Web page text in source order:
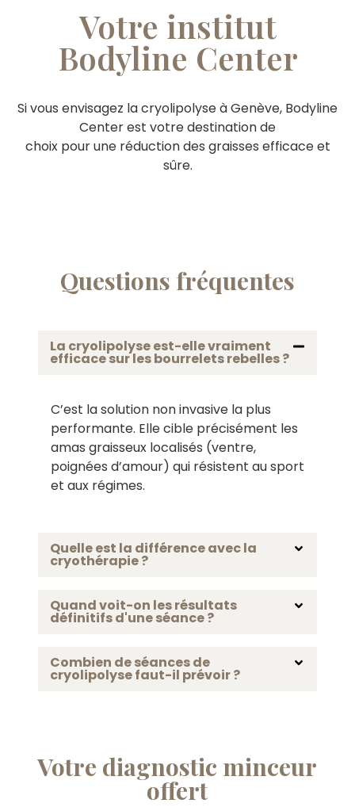
Votre institut
Bodyline Center
Si vous envisagez la cryolipolyse à Genève, Bodyline
Center est votre destination de
choix pour une réduction des graisses efficace et
sûre.
Questions fréquentes
La cryolipolyse est-elle vraiment
efficace sur les bourrelets rebelles ?
C’est la solution non invasive la plus
performante. Elle cible précisément les
amas graisseux localisés (ventre,
poignées d’amour) qui résistent au sport
et aux régimes.
Quelle est la différence avec la
cryothérapie ?
Quand voit-on les résultats
définitifs d'une séance ?
Combien de séances de
cryolipolyse faut-il prévoir ?
Votre diagnostic minceur
offert